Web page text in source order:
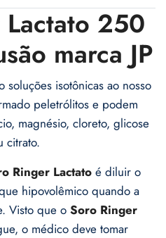
250
marca JP
soluções isotônicas ao nosso
peletrólitos e podem
magnésio, cloreto, glicose
citrato.
Ringer Lactato é diluir o
hipovolêmico quando a
Visto que o Soro Ringer
o médico deve tomar